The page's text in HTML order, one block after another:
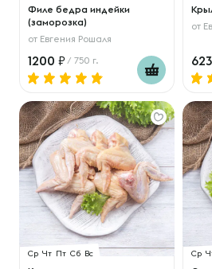
Филе бедра индейки
(заморозка)
от Евгения Рошаля
1200 / 750 г.
от
623
Ср Чт Пт Сб Вс Ср